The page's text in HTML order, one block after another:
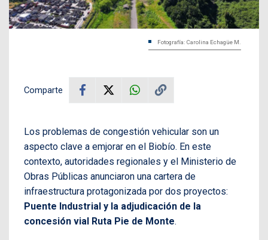
Fotografía: Carolina Echagüe M.
Comparte
Los problemas de congestión vehicular son un
aspecto clave a emjorar en el Biobío. En este
contexto, autoridades regionales y el Ministerio de
Obras Públicas anunciaron una cartera de
infraestructura protagonizada por dos proyectos:
Puente Industrial y la adjudicación de la
concesión vial Ruta Pie de Monte.